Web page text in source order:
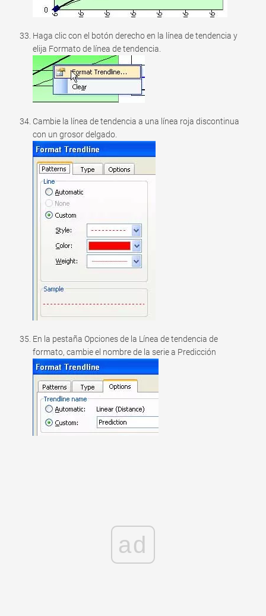
Haga clic con el botón derecho en la línea de tendencia y
elija Formato de línea de tendencia.
Cambie la línea de tendencia a una línea roja discontinua
con un grosor delgado.
En la pestaña Opciones de la Línea de tendencia de
formato, cambie el nombre de la serie a Predicción
ad